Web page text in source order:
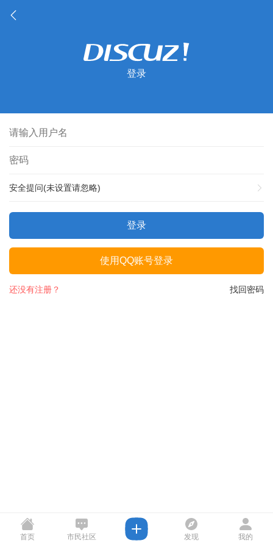
登录
安全提问(未设置请忽略)
登录
使用QQ账号登录
找回密码
还没有注册？
首页 市民社区 发现 我的